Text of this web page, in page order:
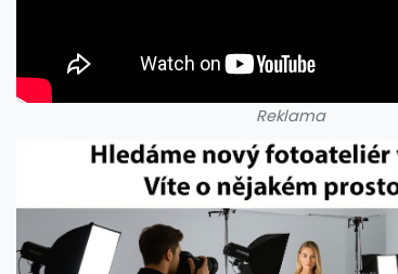
Reklama